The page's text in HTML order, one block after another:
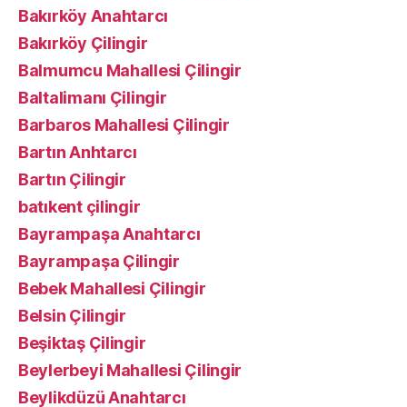
Bakırköy Anahtarcı
Bakırköy Çilingir
Balmumcu Mahallesi Çilingir
Baltalimanı Çilingir
Barbaros Mahallesi Çilingir
Bartın Anhtarcı
Bartın Çilingir
batıkent çilingir
Bayrampaşa Anahtarcı
Bayrampaşa Çilingir
Bebek Mahallesi Çilingir
Belsin Çilingir
Beşiktaş Çilingir
Beylerbeyi Mahallesi Çilingir
Beylikdüzü Anahtarcı